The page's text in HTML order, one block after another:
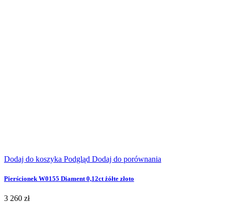
Dodaj do koszyka Podgląd Dodaj do porównania
Pierścionek W0155 Diament 0,12ct żółte złoto
3 260 zł